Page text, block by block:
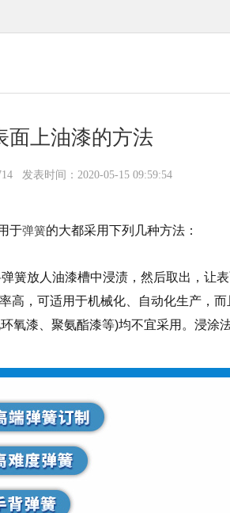
面上油漆的方法
发表时间：2020-05-15 09:59:54
于弹簧的大都采用下列几种方法：
簧放人油漆槽中浸渍，然后取出，让
高，可适用于机械化、自动化生产，
氧漆、聚氨酯漆等)均不宜采用。浸涂